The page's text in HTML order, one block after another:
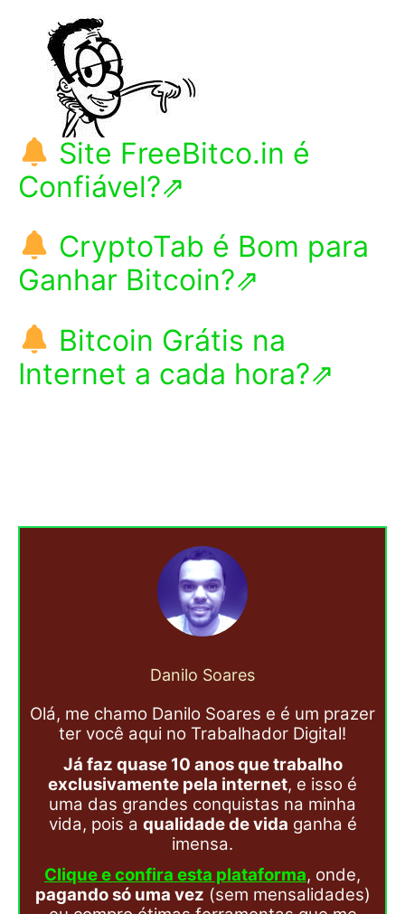
Site FreeBitco.in é
Confiável?⇗
CryptoTab é Bom para
Ganhar Bitcoin?⇗
Bitcoin Grátis na
Internet a cada hora?⇗
Danilo Soares
Olá, me chamo Danilo Soares e é um prazer
ter você aqui no Trabalhador Digital!
Já faz quase 10 anos que trabalho
exclusivamente pela internet, e isso é
uma das grandes conquistas na minha
vida, pois a qualidade de vida ganha é
imensa.
Clique e confira esta plataforma, onde,
pagando só uma vez (sem mensalidades)